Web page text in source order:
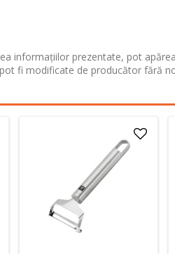
informațiilor prezentate, pot
fi modificate de producător fără